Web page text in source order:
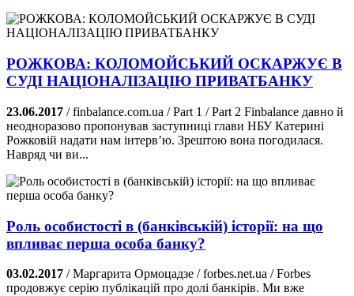
РОЖКОВА: КОЛОМОЙСЬКИЙ ОСКАРЖУЄ В
СУДІ НАЦІОНАЛІЗАЦІЮ ПРИВАТБАНКУ
23.06.2017 / finbalance.com.ua / Part 1 / Part 2 Finbalance давно й
неодноразово пропонував заступниці глави НБУ Катерині
Рожковій надати нам інтерв’ю. Зрештою вона погодилася.
Навряд чи ви...
Роль особистості в (банківській) історії: на що
впливає перша особа банку?
03.02.2017 / Маргарита Ормоцадзе / forbes.net.ua / Forbes
продовжує серію публікацій про долі банкірів. Ми вже